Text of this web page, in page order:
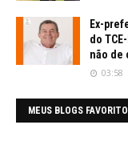
Ex-
do
não de
03:58
MEUS BLOGS